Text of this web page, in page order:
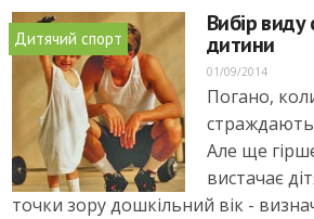
Дитячий спорт
Вибір
дитини
01/09/2014
Погано,
страждають
Але ще
вистачає
точки зору дошкільний вік -